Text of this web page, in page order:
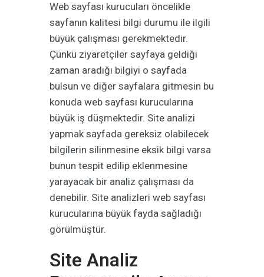
Web sayfası kurucuları öncelikle
sayfanın kalitesi bilgi durumu ile ilgili
büyük çalışması gerekmektedir.
Çünkü ziyaretçiler sayfaya geldiği
zaman aradığı bilgiyi o sayfada
bulsun ve diğer sayfalara gitmesin bu
konuda web sayfası kurucularına
büyük iş düşmektedir. Site analizi
yapmak sayfada gereksiz olabilecek
bilgilerin silinmesine eksik bilgi varsa
bunun tespit edilip eklenmesine
yarayacak bir analiz çalışması da
denebilir. Site analizleri web sayfası
kurucularına büyük fayda sağladığı
görülmüştür.
Site Analiz